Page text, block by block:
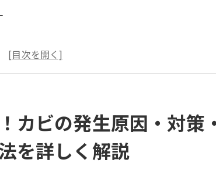
カビの発生原因・対策
を詳しく解説